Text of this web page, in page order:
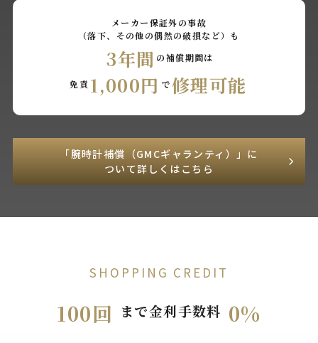
メーカー保証外の事故
（落下、その他の偶然の破損など）も
3年間 の補償期間は
免責 1,000円 で修理可能
「腕時計補償（GMCギャランティ）」に
ついて詳しくはこちら
SHOPPING CREDIT
100回 まで金利手数料 0%